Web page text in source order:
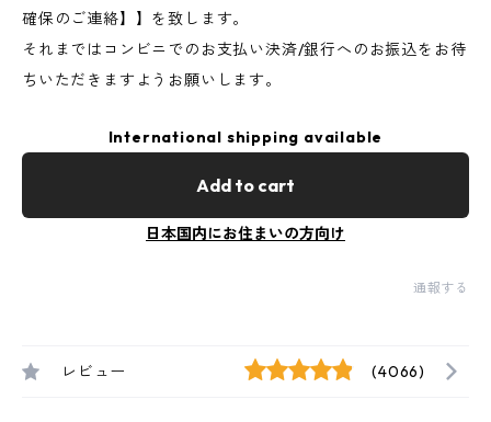
確保のご連絡】】を致します。
それまではコンビニでのお支払い決済/銀行へのお振込をお待
ちいただきますようお願いします。
International shipping available
Add to cart
日本国内にお住まいの方向け
通報する
レビュー (4066)